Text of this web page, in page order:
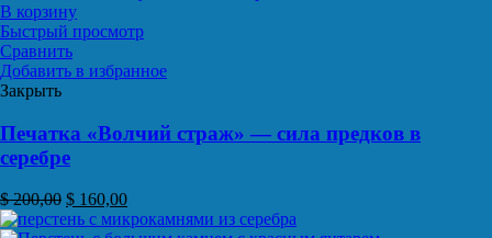
В корзину
Быстрый просмотр
Сравнить
Добавить в избранное
Закрыть
Печатка «Волчий страж» — сила предков в
серебре
$200,00 $ 160,00